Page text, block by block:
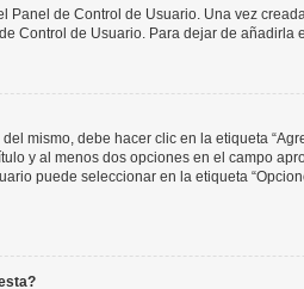
Panel de Control de Usuario. Una vez
Control de Usuario. Para dejar de
mismo, debe hacer clic en la etiqueta
y al menos dos opciones en el campo
puede seleccionar en la etiqueta